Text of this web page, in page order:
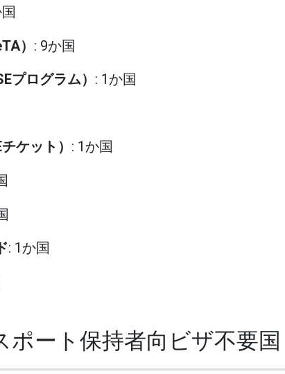
） : 9か国
プログラム） : 1か国
ケット） : 1か国
: 1か国
ート保持者向ビザ不要国